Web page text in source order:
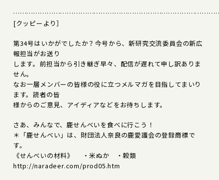
[クッピーより］
第34号はいかがでしたか？今号から、新研究交流委員会の新広
報担当がお送り
します。前担当から引き継ぎ早々、配信が遅れて申し訳ありま
せん。
なお一層メンバーの皆様の役に立つメルマガを目指してまいり
ます。読者の皆
様からのご意見、アイディアなどをお待ちします。
さあ、みんなで、鹿せんべいを食べに行こう！
＊「鹿せんべい」は、財団法人奈良の鹿愛護会の登録商標で
す。
《せんべいの材料》 ・米ぬか ・穀類
http://naradeer.com/prod05.htm